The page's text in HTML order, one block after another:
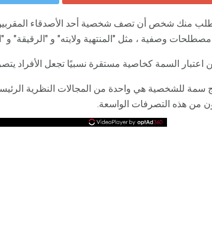
طلب منك شخص أن تصف شخصية أحد الأصدقاء المقربين ،
وصفية ، مثل "المنتهية ولايته" و "الرقيقة"
اعتبار السمة كخاصية مستقرة نسبيًا تجعل الأفراد
سمة للشخصية هي واحدة من المجالات النظرية
من هذه التصرفات الواسعة.